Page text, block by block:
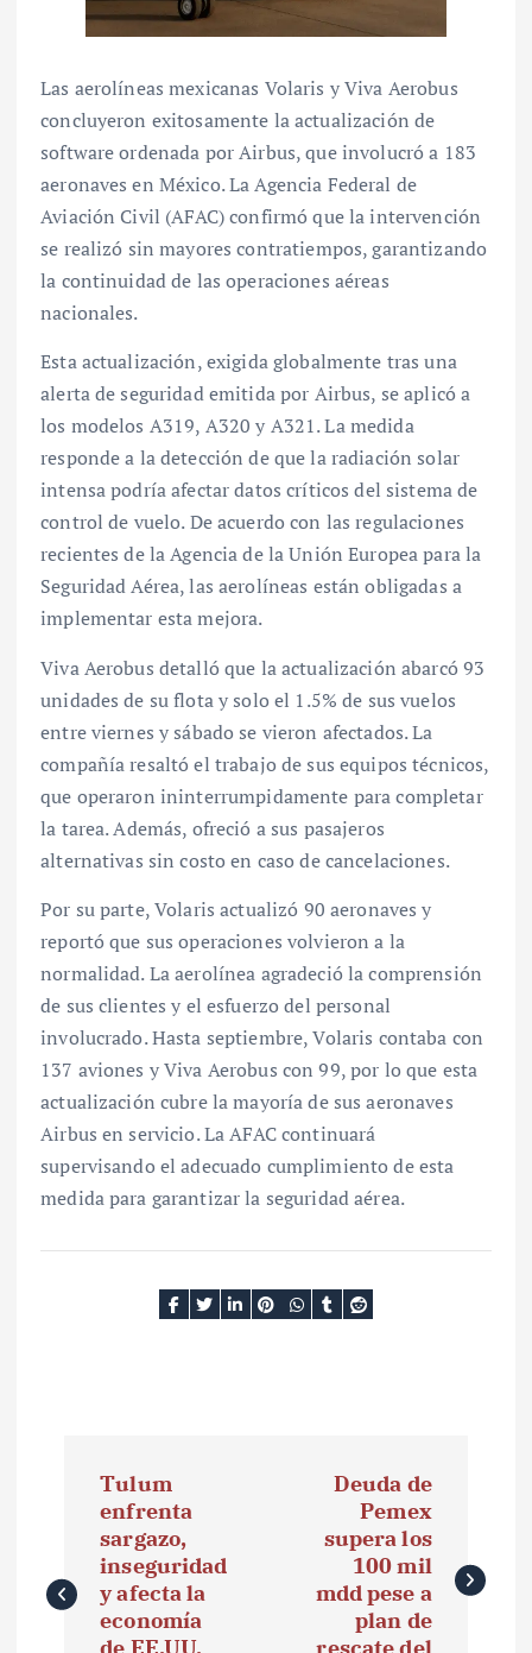
Las aerolíneas mexicanas Volaris y Viva Aerobus
concluyeron exitosamente la actualización de
software ordenada por Airbus, que involucró a 183
aeronaves en México. La Agencia Federal de
Aviación Civil (AFAC) confirmó que la intervención
se realizó sin mayores contratiempos, garantizando
la continuidad de las operaciones aéreas
nacionales.
Esta actualización, exigida globalmente tras una
alerta de seguridad emitida por Airbus, se aplicó a
los modelos A319, A320 y A321. La medida
responde a la detección de que la radiación solar
intensa podría afectar datos críticos del sistema de
control de vuelo. De acuerdo con las regulaciones
recientes de la Agencia de la Unión Europea para la
Seguridad Aérea, las aerolíneas están obligadas a
implementar esta mejora.
Viva Aerobus detalló que la actualización abarcó 93
unidades de su flota y solo el 1.5% de sus vuelos
entre viernes y sábado se vieron afectados. La
compañía resaltó el trabajo de sus equipos técnicos,
que operaron ininterrumpidamente para completar
la tarea. Además, ofreció a sus pasajeros
alternativas sin costo en caso de cancelaciones.
Por su parte, Volaris actualizó 90 aeronaves y
reportó que sus operaciones volvieron a la
normalidad. La aerolínea agradeció la comprensión
de sus clientes y el esfuerzo del personal
involucrado. Hasta septiembre, Volaris contaba con
137 aviones y Viva Aerobus con 99, por lo que esta
actualización cubre la mayoría de sus aeronaves
Airbus en servicio. La AFAC continuará
supervisando el adecuado cumplimiento de esta
medida para garantizar la seguridad aérea.
e
Tulum
enfrenta
sargazo,
inseguridad
y afecta la
economía
Deuda de
Pemex
supera los
100 mil
mdd pese a
plan de